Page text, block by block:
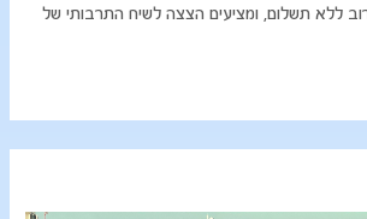
ללא תשלום, ומציעים הצצה לשיח התרבותי של